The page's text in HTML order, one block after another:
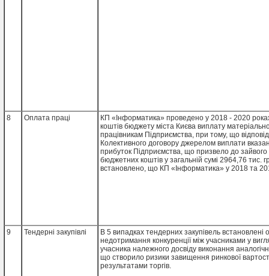
використання бюджетних коштів у сумі 384,93
витрачених на закупівлю зазначеного
відмітити, що КП «Інформатика» у 2018 році
структурних підрозділів КМДА 185 од.
обладнання (ноутбуків, моноблоків, БФП), з яких в
установленому порядку (згідно наказу
комунальної власності м. Києва) до структурних
КМДА передано лише 81 од. (або 44%), що вказує
8 Оплата праці
КП «Інформатика» проведено у 2018 - 2020
коштів бюджету міста Києва виплату
працівникам Підприємства, при тому, що
Колективного договору джерелом виплати
прибуток Підприємства, що призвело до зайвого
бюджетних коштів у загальній сумі 2964,76 тис.
встановлено, що КП «Інформатика» у 2018 та
9 Тендерні закупівлі
В 5 випадках тендерних закупівель встановлені
недотримання конкуренції між учасниками у
учасника належного досвіду виконання
що створило ризики завищення ринкової
результатами торгів.